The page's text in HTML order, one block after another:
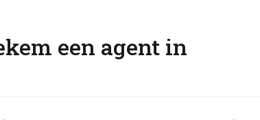
een agent in